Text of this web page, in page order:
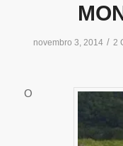
novembro 3, 2014 / 2
O